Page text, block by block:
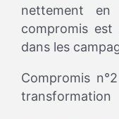
nettement
compromis est
dans les
Compromis
transformation